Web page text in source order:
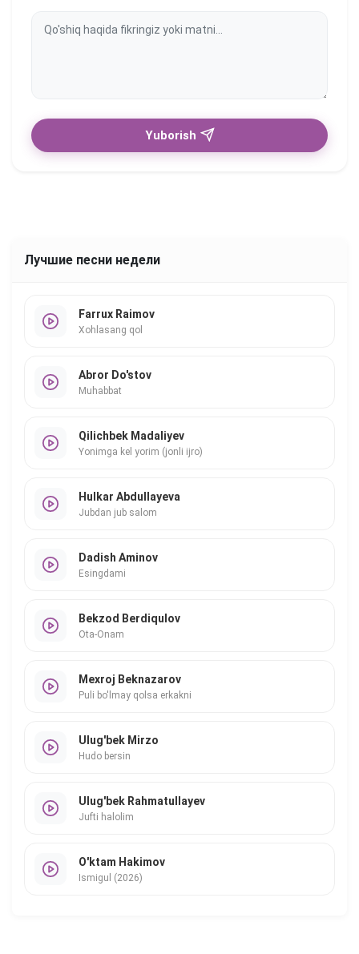
Yuborish
Лучшие песни недели
Farrux Raimov
Xohlasang qol
Abror Do'stov
Muhabbat
Qilichbek Madaliyev
Yonimga kel yorim (jonli ijro)
Hulkar Abdullayeva
Jubdan jub salom
Dadish Aminov
Esingdami
Bekzod Berdiqulov
Ota-Onam
Mexroj Beknazarov
Puli bo'lmay qolsa erkakni
Ulug'bek Mirzo
Hudo bersin
Ulug'bek Rahmatullayev
Jufti halolim
O'ktam Hakimov
Ismigul (2026)